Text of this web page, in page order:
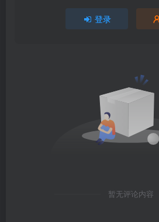
登录
暂无评论内容